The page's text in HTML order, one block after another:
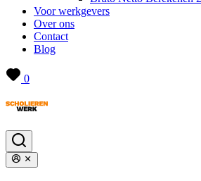
Voor werkgevers
Over ons
Contact
Blog
0